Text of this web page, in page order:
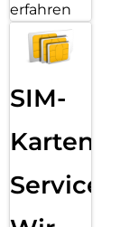
erfahren
SIM-
Karten
Service: